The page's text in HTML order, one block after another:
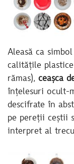
Aleasă ca
calitățile
rămas), ceașca
înțelesuri ocult-
descifrate în
pe pereții ceștii
interpret al